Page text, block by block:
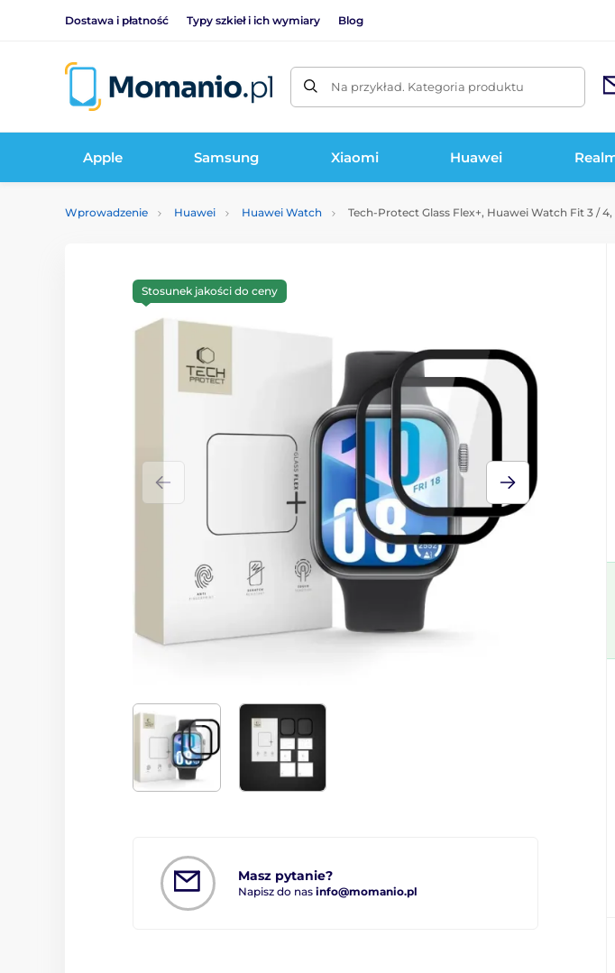
Dostawa i płatność Typy szkieł i ich wymiary Blog
Na przykład. Kategoria produktu
Apple Samsung Xiaomi Huawei
Wprowadzenie Huawei Huawei Watch Tech-Protect Glass Flex+, Huawei Watch Fit 3 /
Masz pytanie?
Napisz do nas info@momanio.pl
Stosunek jakości do ceny